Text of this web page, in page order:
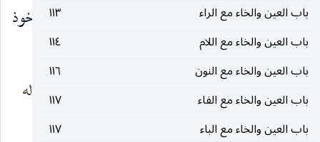
باب العين والخاء مع الراء
١١٣
باب العين والخاء مع اللام
١١٤
باب العين والخاء مع النون
١١٦
باب العين والخاء مع الفاء
١١٧
باب العين والخاء مع الباء
١١٧
ويقال : إنّي لا أرى لأمرك
، أي مِلاكاً ، مأخوذ
منعِناجالدَّلو. وأنشد الليث :
وبعضُ القول ليس لهعِناجٌ كسَيْل الماء ليس له